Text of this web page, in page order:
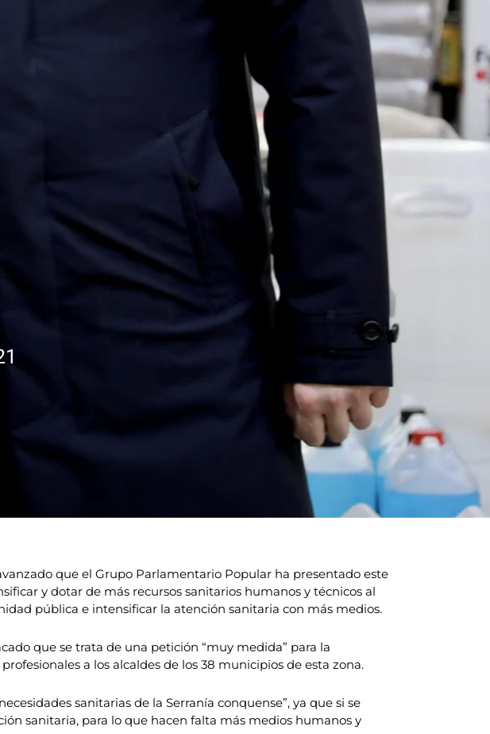
que el Grupo Parlamentario Popular ha presentado este
y dotar de más recursos sanitarios humanos y técnicos al
pública e intensificar la atención sanitaria con más medios.
que se trata de una petición “muy medida” para la
a los alcaldes de los 38 municipios de esta zona.
sanitarias de la Serranía conquense”, ya que si se
sanitaria, para lo que hacen falta más medios humanos y